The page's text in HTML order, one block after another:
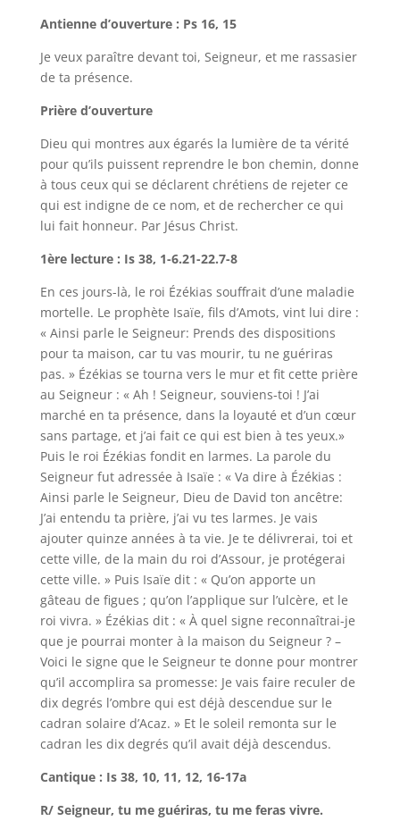
Antienne d’ouverture : Ps 16, 15
Je veux paraître devant toi, Seigneur, et me rassasier
de ta présence.
Prière d’ouverture
Dieu qui montres aux égarés la lumière de ta vérité
pour qu’ils puissent reprendre le bon chemin, donne
à tous ceux qui se déclarent chrétiens de rejeter ce
qui est indigne de ce nom, et de rechercher ce qui
lui fait honneur. Par Jésus Christ.
1ère lecture : Is 38, 1-6.21-22.7-8
En ces jours-là, le roi Ézékias souffrait d’une maladie
mortelle. Le prophète Isaïe, fils d’Amots, vint lui dire :
« Ainsi parle le Seigneur: Prends des dispositions
pour ta maison, car tu vas mourir, tu ne guériras
pas. » Ézékias se tourna vers le mur et fit cette prière
au Seigneur : « Ah ! Seigneur, souviens-toi ! J’ai
marché en ta présence, dans la loyauté et d’un cœur
sans partage, et j’ai fait ce qui est bien à tes yeux.»
Puis le roi Ézékias fondit en larmes. La parole du
Seigneur fut adressée à Isaïe : « Va dire à Ézékias :
Ainsi parle le Seigneur, Dieu de David ton ancêtre:
J’ai entendu ta prière, j’ai vu tes larmes. Je vais
ajouter quinze années à ta vie. Je te délivrerai, toi et
cette ville, de la main du roi d’Assour, je protégerai
cette ville. » Puis Isaïe dit : « Qu’on apporte un
gâteau de figues ; qu’on l’applique sur l’ulcère, et le
roi vivra. » Ézékias dit : « À quel signe reconnaîtrai-je
que je pourrai monter à la maison du Seigneur ? –
Voici le signe que le Seigneur te donne pour montrer
qu’il accomplira sa promesse: Je vais faire reculer de
dix degrés l’ombre qui est déjà descendue sur le
cadran solaire d’Acaz. » Et le soleil remonta sur le
cadran les dix degrés qu’il avait déjà descendus.
Cantique : Is 38, 10, 11, 12, 16-17a
R/ Seigneur, tu me guériras, tu me feras vivre.